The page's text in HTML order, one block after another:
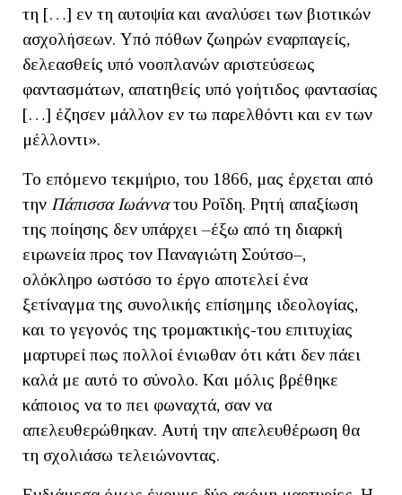
τη […] εν τη αυτοψία και αναλύσει των βιοτικών
ασχολήσεων. Υπό πόθων ζωηρών εναρπαγείς,
δελεασθείς υπό νοοπλανών αριστεύσεως
φαντασμάτων, απατηθείς υπό γοήτιδος φαντασίας
[…] έζησεν μάλλον εν τω παρελθόντι και εν των
μέλλοντι».
Το επόμενο τεκμήριο, του 1866, μας έρχεται από
την Πάπισσα Ιωάννατου Ροΐδη. Ρητή απαξίωση
της ποίησης δεν υπάρχει –έξω από τη διαρκή
ειρωνεία προς τον Παναγιώτη Σούτσο–,
ολόκληρο ωστόσο το έργο αποτελεί ένα
ξετίναγμα της συνολικής επίσημης ιδεολογίας,
και το γεγονός της τρομακτικής-του επιτυχίας
μαρτυρεί πως πολλοί ένιωθαν ότι κάτι δεν πάει
καλά με αυτό το σύνολο. Και μόλις βρέθηκε
κάποιος να το πει φωναχτά, σαν να
απελευθερώθηκαν. Αυτή την απελευθέρωση θα
τη σχολιάσω τελειώνοντας.